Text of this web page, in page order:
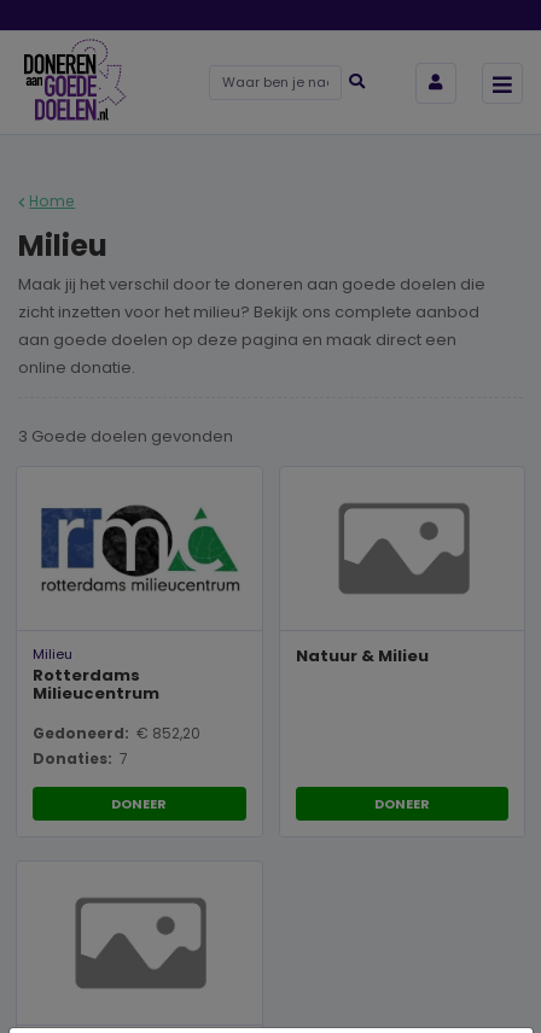
Home
Milieu
Maak jij het verschil door te doneren aan goede doelen die
zicht inzetten voor het milieu? Bekijk ons complete aanbod
aan goede doelen op deze pagina en maak direct een
online donatie.
3 Goede doelen gevonden
Milieu
Rotterdams
Milieucentrum
Gedoneerd: € 852,20
Donaties: 7
DONEER
Natuur & Milieu
DONEER